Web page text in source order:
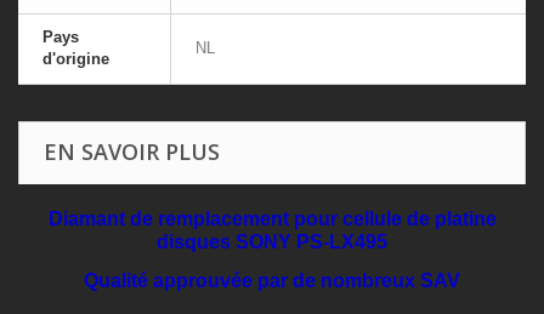
Pays
d'origine
NL
EN SAVOIR PLUS
Diamant de remplacement pour cellule de platine
disques SONY PS-LX495
Qualité approuvée par de nombreux SAV